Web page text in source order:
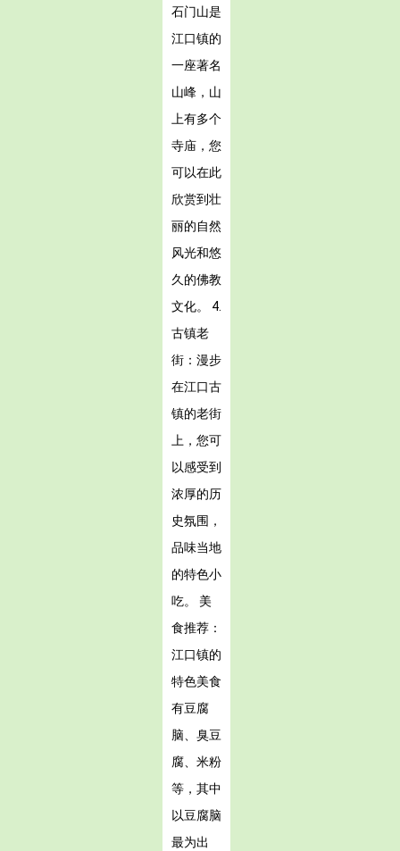
石门山是
江口镇的
一座著名
山峰，山
上有多个
寺庙，您
可以在此
欣赏到壮
丽的自然
风光和悠
久的佛教
文化。 4.
古镇老
街：漫步
在江口古
镇的老街
上，您可
以感受到
浓厚的历
史氛围，
品味当地
的特色小
吃。 美
食推荐：
江口镇的
特色美食
有豆腐
脑、臭豆
腐、米粉
等，其中
以豆腐脑
最为出